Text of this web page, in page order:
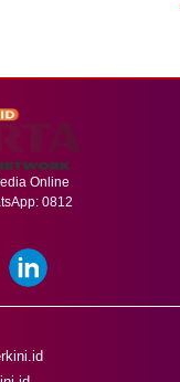
Online
0812